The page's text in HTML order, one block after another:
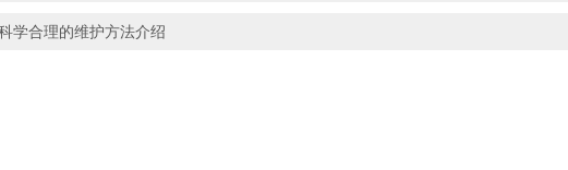
学合理的维护方法介绍